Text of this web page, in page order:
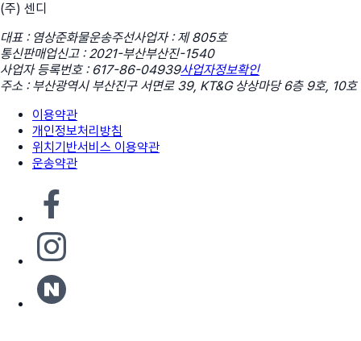
(주) 센디
대표 : 염상준화물운송주선사업자 : 제 805호
통신판매업신고 : 2021-부산부산진-1540
사업자 등록번호 : 617-86-04939사업자정보확인
주소 : 부산광역시 부산진구 서면로 39, KT&G 상상마당 6층 9호, 10호
이용약관
개인정보처리방침
위치기반서비스 이용약관
운송약관